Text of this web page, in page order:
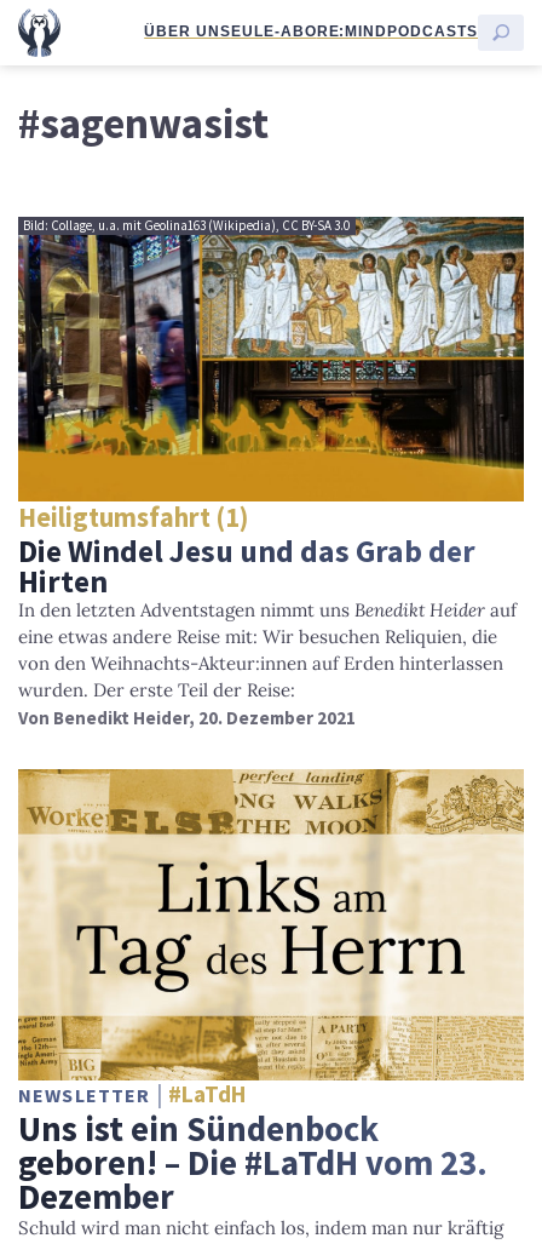
ÜBER UNSEULE-ABORE:MINDPODCASTS
#sagenwasist
Bild: Collage, u.a. mit Geolina163 (Wikipedia), CC BY-SA 3.0
Heiligtumsfahrt (1)
Die Windel Jesu und das Grab der
Hirten
In den letzten Adventstagen nimmt uns Benedikt Heider auf
eine etwas andere Reise mit: Wir besuchen Reliquien, die
von den Weihnachts-Akteur:innen auf Erden hinterlassen
wurden. Der erste Teil der Reise:
Von Benedikt Heider, 20. Dezember 2021
NEWSLETTER #LaTdH
Uns ist ein Sündenbock
geboren! – Die #LaTdH vom 23.
Dezember
Schuld wird man nicht einfach los, indem man nur kräftig